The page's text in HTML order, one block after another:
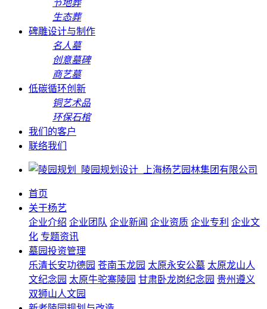
节地葬
生态葬
碑雕设计与制作
名人墓
创意墓碑
商艺墓
低碳循环创新
铜艺术品
环保石棺
我们的客户
联络我们
首页
关于杨艺
企业介绍 企业团队 企业新闻 企业资质 企业专利 企业文
化 专题资讯
墓园投资管理
乐清长安功德园 苍南玉龙园 太原永安公墓 太原龙山人
文纪念园 太原牛驼寨陵园 甘肃卧龙岗纪念园 贵州遵义
双狮山人文园